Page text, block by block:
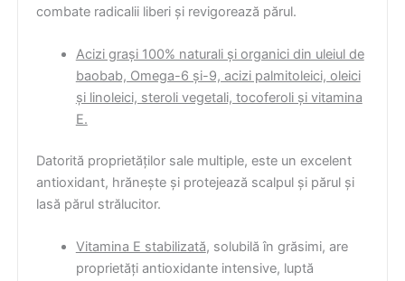
combate radicalii liberi și revigorează părul.
Acizi grași 100% naturali și organici din uleiul de
baobab, Omega-6 și-9, acizi palmitoleici, oleici
și linoleici, steroli vegetali, tocoferoli și vitamina
E.
Datorită proprietăților sale multiple, este un excelent
antioxidant, hrănește și protejează scalpul și părul și
lasă părul strălucitor.
Vitamina E stabilizată, solubilă în grăsimi, are
proprietăți antioxidante intensive, luptă